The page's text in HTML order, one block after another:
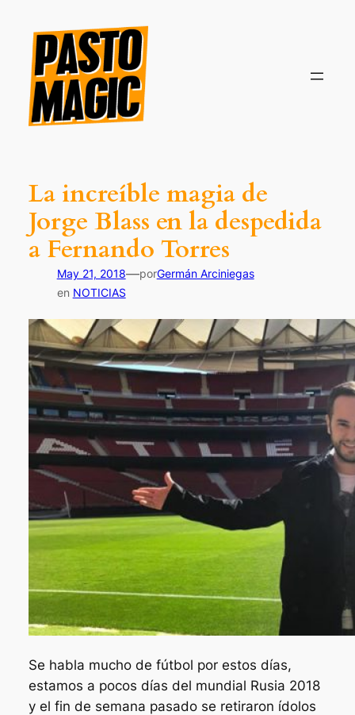
contenido
La increíble magia de
Jorge Blass en la despedida
a Fernando Torres
May 21, 2018—porGermán Arciniegas
en NOTICIAS
Se habla mucho de fútbol por estos días,
estamos a pocos días del mundial Rusia 2018
y el fin de semana pasado se retiraron ídolos